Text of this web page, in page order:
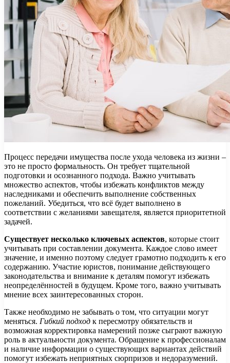
Процесс передачи имущества после ухода человека из жизни –
это не просто формальность. Он требует тщательной
подготовки и осознанного подхода. Важно учитывать
множество аспектов, чтобы избежать конфликтов между
наследниками и обеспечить выполнение собственных
пожеланий. Убедиться, что всё будет выполнено в
соответствии с желаниями завещателя, является приоритетной
задачей.
Существует несколько ключевых аспектов, которые стоит
учитывать при составлении документа. Каждое слово имеет
значение, и именно поэтому следует грамотно подходить к его
содержанию. Участие юристов, понимание действующего
законодательства и внимание к деталям помогут избежать
неопределённостей в будущем. Кроме того, важно учитывать
мнение всех заинтересованных сторон.
Также необходимо не забывать о том, что ситуации могут
меняться. Гибкий подход к пересмотру обязательств и
возможная корректировка намерений позже сыграют важную
роль в актуальности документа. Обращение к профессионалам
и наличие информации о существующих вариантах действий
помогут избежать неприятных сюрпризов и недоразумений.